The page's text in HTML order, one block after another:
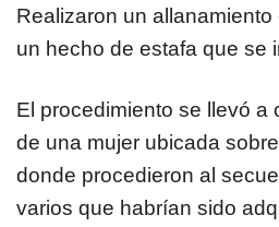
Realizaron un
un hecho de estafa que se
El procedimiento se llevó a
de una mujer ubicada
donde procedieron al
varios que habrían sido